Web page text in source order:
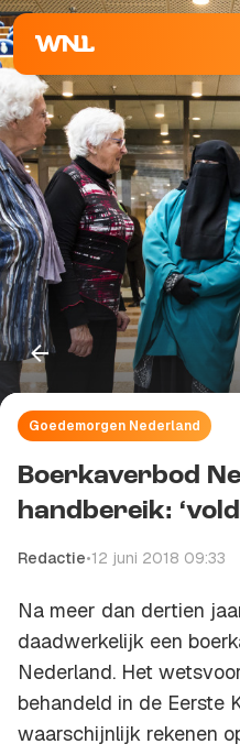
Goedemorgen Nederland
Boerkaverbod
handbereik:
Redactie•12 juni 2018 09:33
Na meer dan dertien
daadwerkelijk een
Nederland. Het
behandeld in de Eerste
waarschijnlijk rekenen